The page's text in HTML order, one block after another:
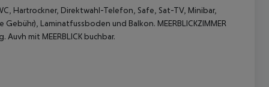
Hartrockner, Direktwahl-Telefon, Safe, Sat-TV, Minibar,
Gebühr), Laminatfussboden und Balkon. MEERBLICKZIMMER
Auvh mit MEERBLICK buchbar.